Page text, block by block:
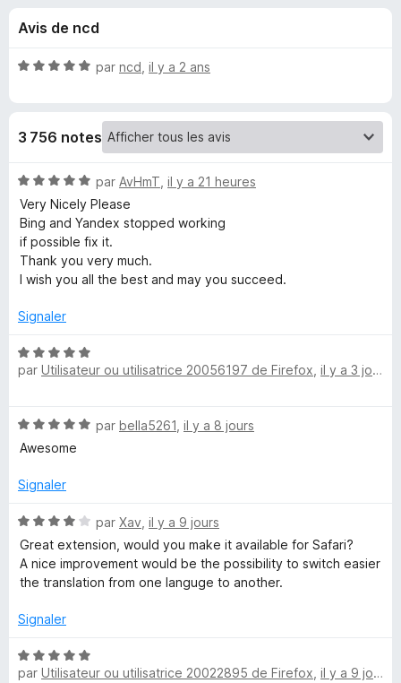
r
F
r
f
x
e
p
o
u
r
T
W
-
T
r
a
n
s
Avis de ncd
N
5
u
r
5
par ncd il y a 2 ans
3 756 notes
N
o
t
é
5
s
r
par AvHmT il y a 21 heures
Very Nicely Please
Bing and Yandex stopped working
if possible fix it.
Thank you very much.
I wish you all the best and may you succeed.
Signaler
N
o
5
s
r
par Utilisateur ou utilisatrice 20056197 de Firefox il y a 3 jours
N
o
é
s
u
5
par bella5261 il y a 8 jours
Awesome
Signaler
N
o
é
s
r
5
par Xav il y a 9 jours
Great extension, would you make it available for Safari?
A nice improvement would be the possibility to switch easier
the translation from one languge to another.
Signaler
N
o
par Utilisateur ou utilisatrice 20022895 de Firefox il y a 9 jours